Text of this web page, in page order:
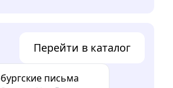
Перейти в каталог
письма